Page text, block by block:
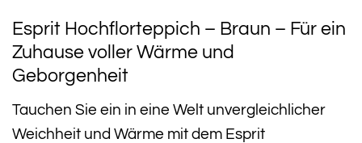
Esprit Hochflorteppich – Braun – Für ein
Zuhause voller Wärme und
Geborgenheit
Tauchen Sie ein in eine Welt unvergleichlicher
Weichheit und Wärme mit dem Esprit